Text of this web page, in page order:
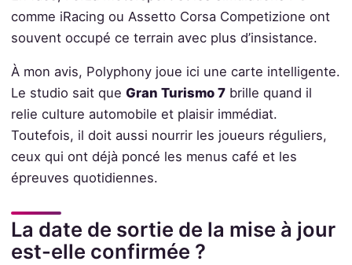
comme iRacing ou Assetto Corsa Competizione ont
souvent occupé ce terrain avec plus d’insistance.
À mon avis, Polyphony joue ici une carte intelligente.
Le studio sait que Gran Turismo 7brille quand il
relie culture automobile et plaisir immédiat.
Toutefois, il doit aussi nourrir les joueurs réguliers,
ceux qui ont déjà poncé les menus café et les
épreuves quotidiennes.
La date de sortie de la mise à jour
est-elle confirmée ?